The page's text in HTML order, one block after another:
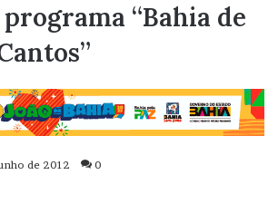
“Bahia de
de 2012 0